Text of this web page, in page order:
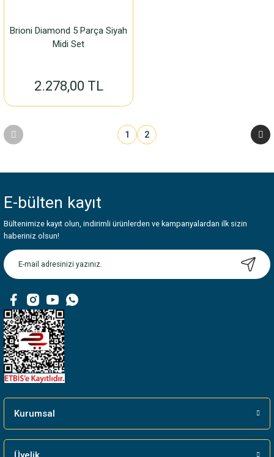
Brioni Diamond 5 Parça Siyah
Midi Set
2.278,00 TL
1 2
E-bülten kayıt
Bültenimize kayıt olun, indirimli ürünlerden ve kampanyalardan ilk sizin
haberiniz olsun!
Kurumsal